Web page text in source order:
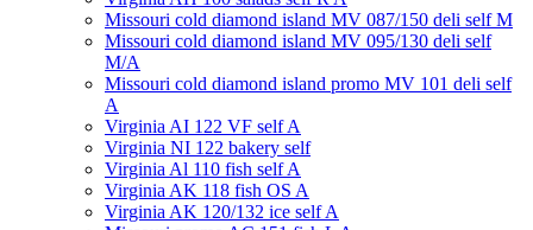
Мissouri cold diamond island MV 087/150 deli self M
Мissouri cold diamond island MV 095/130 deli self
M/A
Мissouri cold diamond island promo MV 101 deli self
A
Virginia AI 122 VF self A
Virginia NI 122 bakery self
Virginia Al 110 fish self A
Virginia AK 118 fish OS A
Virginia AK 120/132 ice self A